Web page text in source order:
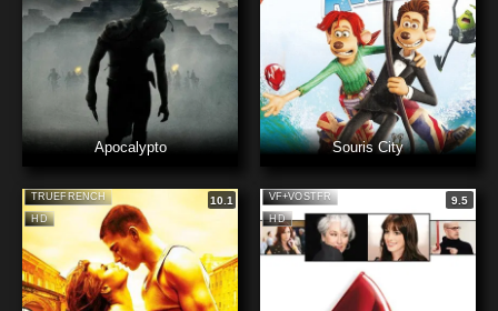
Apocalypto Souris City
HD
TRUEFRENCH 10.1
HD
VF+VOSTFR 9.5